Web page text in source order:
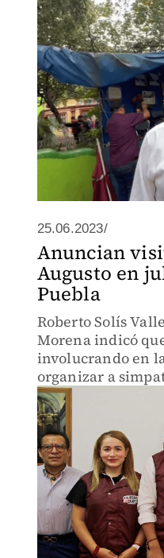
25.06.2023/
Anuncian
Augusto en
Puebla
Roberto Solís
Morena indicó
involucrando en
organizar a
respaldar a